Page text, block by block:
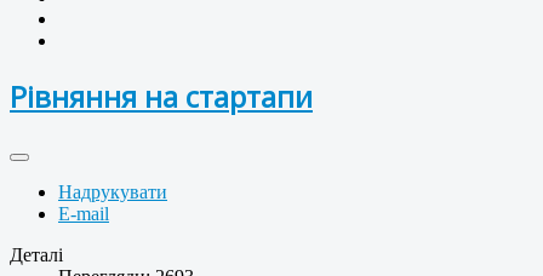
Рівняння на стартапи
Надрукувати
E-mail
Деталі